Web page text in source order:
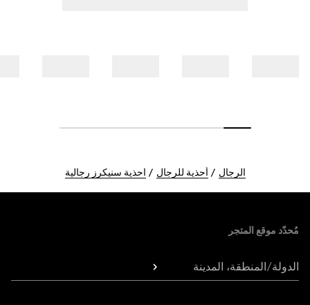
الرجال أحذية للرجال احذية سنيكرز رجالية
مُحدّد موقع المتجر
الدولة/المنطقة، المدينة